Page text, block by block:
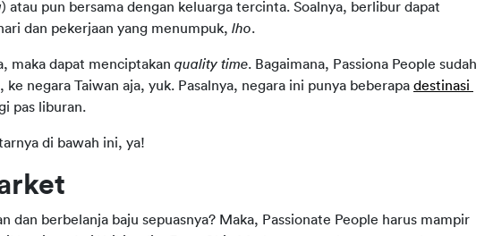
) atau pun bersama dengan keluarga tercinta. Soalnya, berlibur dapat
dan pekerjaan yang menumpuk, lho.
maka dapat menciptakan quality time. Bagaimana, Passiona People sudah
negara Taiwan aja, yuk. Pasalnya, negara ini punya beberapa destinasi
pas liburan.
di bawah ini, ya!
dan berbelanja baju sepuasnya? Maka, Passionate People harus mampir